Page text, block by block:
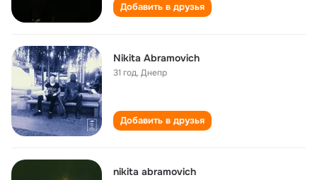
Добавить в друзья
Nikita Abramovich
31 год,Днепр
Добавить в друзья
nikita abramovich